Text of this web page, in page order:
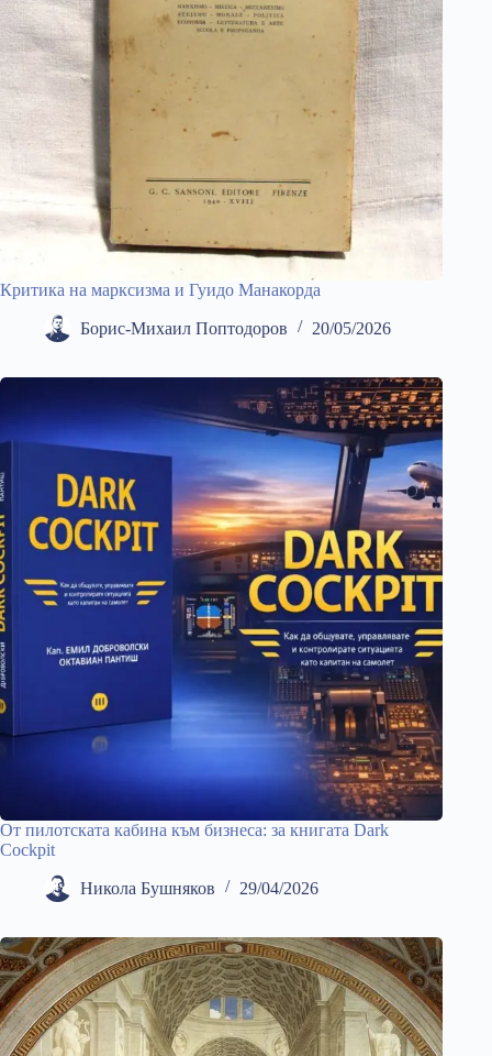
Критика на марксизма и Гуидо Манакорда
Борис-Михаил Поптодоров 20/05/2026
От пилотската кабина към бизнеса: за книгата Dark
Cockpit
Никола Бушняков 29/04/2026